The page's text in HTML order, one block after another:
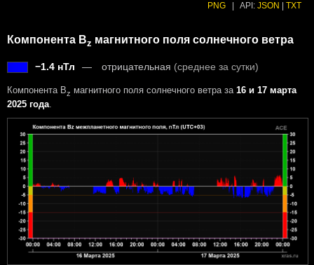
PNG API: JSON TXT
Компонента Bz магнитного поля солнечного ветра
−1.4 нТл отрицательная (среднее за сутки)
Компонента Bz магнитного поля солнечного ветра за 16 и 17 марта
2025 года.